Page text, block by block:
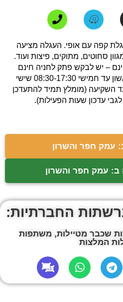
קפה עם אופי. העגלה מציעה
סחוטים, מתוקים, פיצות ועוד.
– יש לבקש פתק לחניה חינם
ראשון עד חמישי 08:30-17:30 שישי
14:30 שבת 09:30 עד השקיעה (מומלץ תמיד להתעדכן
עדכון שעות הפעילות).
עמק חפר והשרון
ב: עמק חפר והשרון
החברתיות:
שכבר מטיילות, משתפות
המלצות